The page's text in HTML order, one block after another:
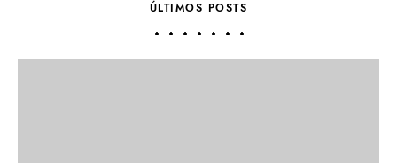
ÚLTIMOS POSTS